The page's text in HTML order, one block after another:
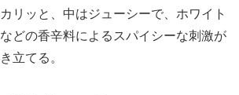
リッと、中はジューシーで、ホワイト
どの香辛料によるスパイシーな刺激が
立てる。